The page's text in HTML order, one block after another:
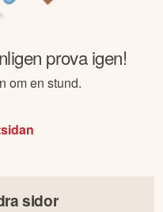
prova igen!
om en stund.
sidor